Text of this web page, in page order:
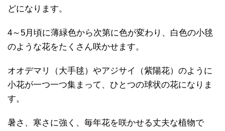
どになります。
4～5月頃に薄緑色から次第に色が変わり、白色の小毬
のような花をたくさん咲かせます。
オオデマリ（大手毬）やアジサイ（紫陽花）のように
小花が一つ一つ集まって、ひとつの球状の花になりま
す。
暑さ、寒さに強く、毎年花を咲かせる丈夫な植物で